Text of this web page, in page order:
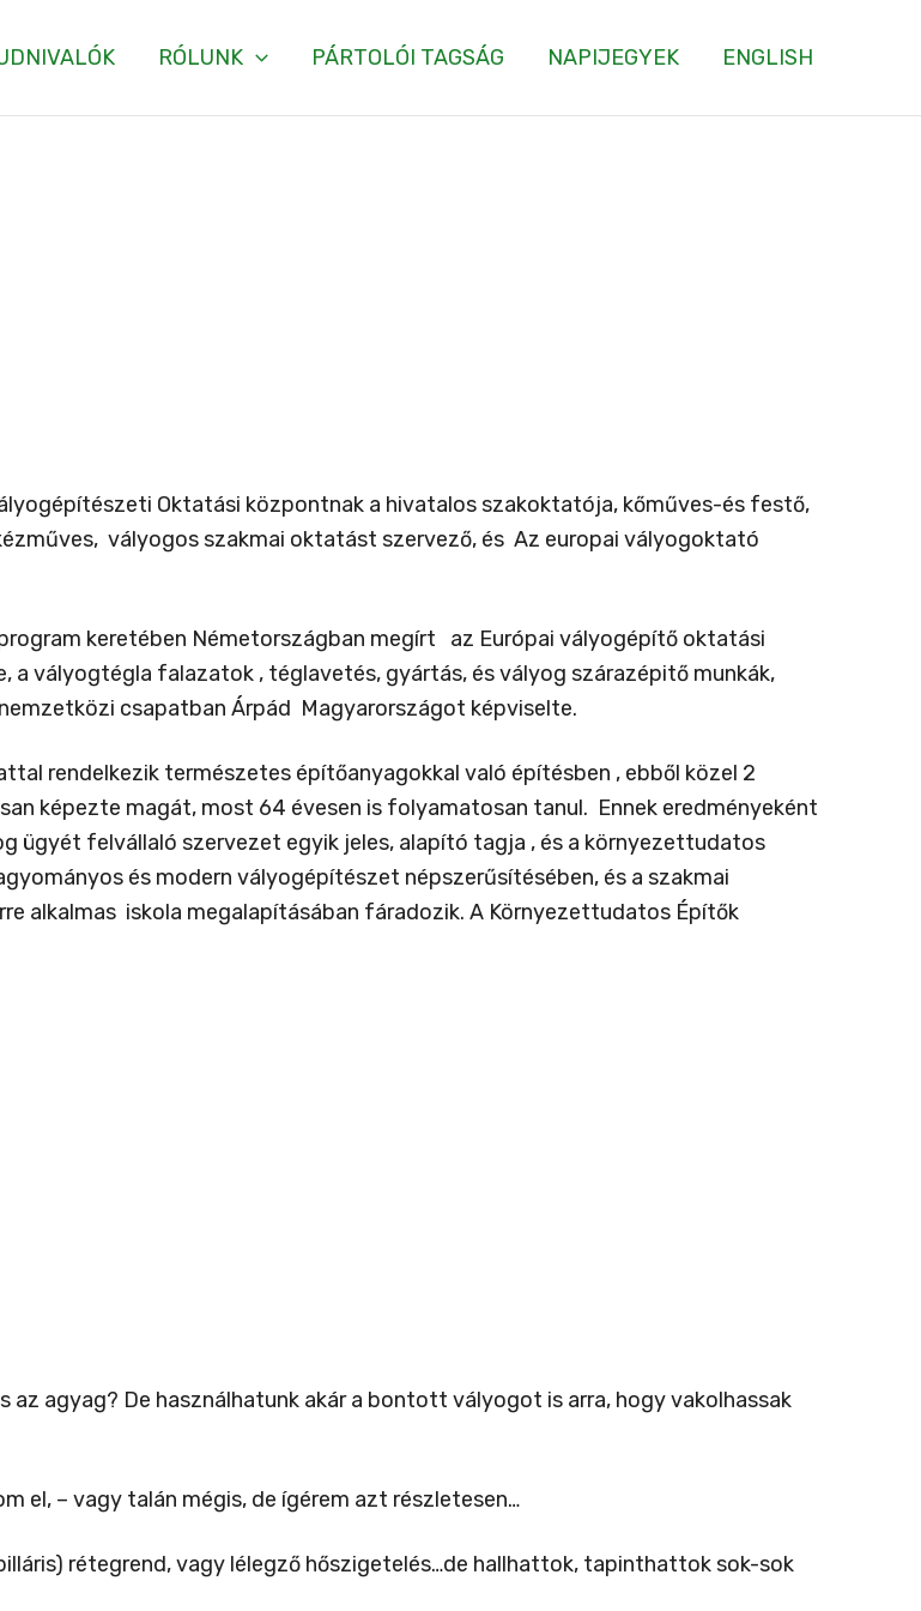
RÓLUNK PÁRTOLÓI TAGSÁG NAPIJEGYEK ENGLISH
Oktatási központnak a hivatalos szakoktatója, kőműves-és festő,
vályogos szakmai oktatást szervező, és Az europai vályogoktató
keretében Németországban megírt az Európai vályogépítő oktatási
a vályogtégla falazatok , téglavetés, gyártás, és vályog szárazépitő munkák,
csapatban Árpád Magyarországot képviselte.
rendelkezik természetes építőanyagokkal való építésben , ebből közel 2
képezte magát, most 64 évesen is folyamatosan tanul. Ennek eredményeként
ügyét felvállaló szervezet egyik jeles, alapító tagja , és a környezettudatos
és modern vályogépítészet népszerűsítésében, és a szakmai
alkalmas iskola megalapításában fáradozik. A Környezettudatos Építők
az agyag? De használhatunk akár a bontott vályogot is arra, hogy vakolhassak
el, – vagy talán mégis, de ígérem azt részletesen…
rétegrend, vagy lélegző hőszigetelés…de hallhattok, tapinthattok sok-sok